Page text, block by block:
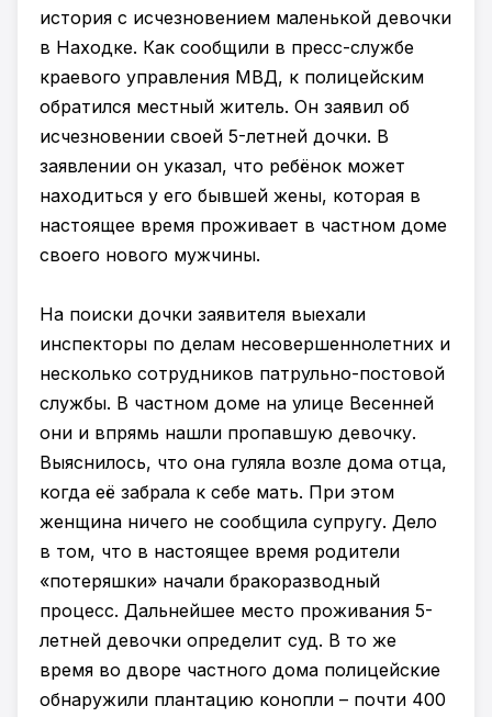
история с исчезновением маленькой девочки
в Находке. Как сообщили в пресс-службе
краевого управления МВД, к полицейским
обратился местный житель. Он заявил об
исчезновении своей 5-летней дочки. В
заявлении он указал, что ребёнок может
находиться у его бывшей жены, которая в
настоящее время проживает в частном доме
своего нового мужчины.
На поиски дочки заявителя выехали
инспекторы по делам несовершеннолетних и
несколько сотрудников патрульно-постовой
службы. В частном доме на улице Весенней
они и впрямь нашли пропавшую девочку.
Выяснилось, что она гуляла возле дома отца,
когда её забрала к себе мать. При этом
женщина ничего не сообщила супругу. Дело
в том, что в настоящее время родители
«потеряшки» начали бракоразводный
процесс. Дальнейшее место проживания 5-
летней девочки определит суд. В то же
время во дворе частного дома полицейские
обнаружили плантацию конопли – почти 400